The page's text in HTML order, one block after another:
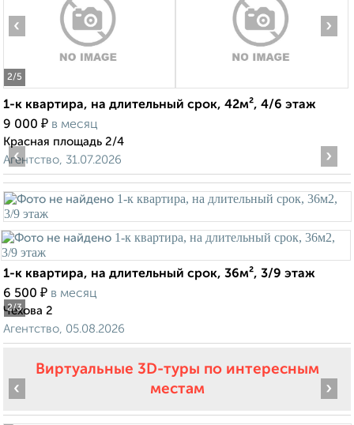
2/5
‹ ›
1-к квартира, на длительный срок, 42м², 4/6 этаж
9 000 ₽ в месяц
Красная площадь 2/4
Агентство, 31.07.2026
2/3
‹ ›
1-к квартира, на длительный срок, 36м², 3/9 этаж
6 500 ₽ в месяц
Чехова 2
Агентство, 05.08.2026
Виртуальные 3D-туры по интересным
местам
‹ ›